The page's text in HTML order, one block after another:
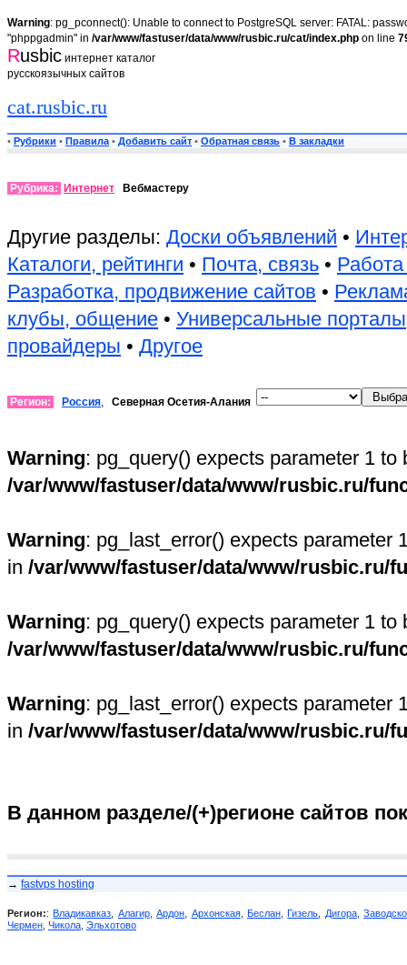
Warning: pg_pconnect(): Unable to connect to PostgreSQL server: FATAL:
"phppgadmin" in /var/www/fastuser/data/www/rusbic.ru/cat/index.php on line
Rusbic интернет каталог
русскоязычных сайтов
cat.rusbic.ru
• Рубрики • Правила • Добавить сайт • Обратная связь • В закладки
Рубрика: Интернет Вебмастеру
Другие разделы: Доски объявлений •
Каталоги, рейтинги • Почта, связь • Работа
Разработка, продвижение сайтов •
клубы, общение • Универсальные порталы
провайдеры • Другое
Регион: Россия, Северная Осетия-Алания
Warning: pg_query() expects parameter 1
/var/www/fastuser/data/www/rusbic.ru/
Warning: pg_last_error() expects parameter
in /var/www/fastuser/data/www/rusbic.ru/
Warning: pg_query() expects parameter 1
/var/www/fastuser/data/www/rusbic.ru/
Warning: pg_last_error() expects parameter
in /var/www/fastuser/data/www/rusbic.ru/
В данном разделе/(+)регионе сайтов
→ fastvps hosting
Регион::Владикавказ Алагир,Ардон Архонская, Беслан,Гизель Дигора,
Чермен Чикола Эльхотово